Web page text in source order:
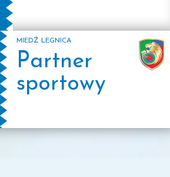
nieczynny.
MIEDŹ LEGNICA
Partner
sportowy